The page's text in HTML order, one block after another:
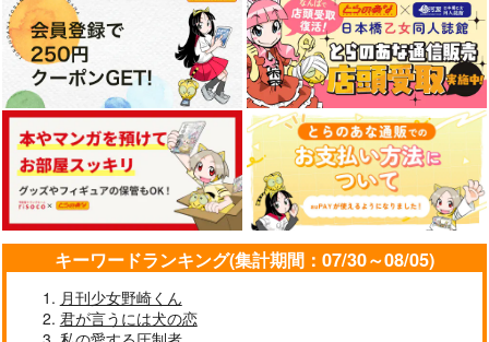
reward
本のつまみ食い
787円（税込）
斎藤一×ぐだ男
サンプル
続・はじめちゃんとい
っしょ！
kabo+
1,572円（税込）
斎藤一×ぐだ子
サンプル
初期デアの斎藤さん
Owen
787円（税込）
斎藤一
サンプル
キーワードランキング(集計期間：07/30～08/05)
月刊少女野崎くん
君が言うには犬の恋